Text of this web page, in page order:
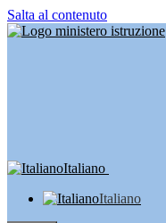
Salta al contenuto
Italiano
Italiano